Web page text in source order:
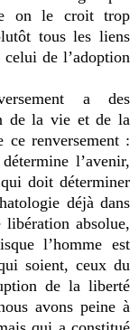
on le croit trop
tous les liens
de l’adoption
a des
de la vie et de la
renversement :
l’avenir,
doit déterminer
déjà dans
absolue,
l’homme est
soient, ceux du
de la liberté
avons peine à